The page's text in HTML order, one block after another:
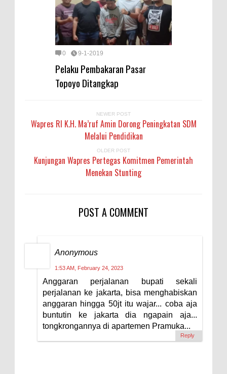
0 9-1-2019
Pelaku Pembakaran Pasar
Topoyo Ditangkap
NEWER POST
Wapres RI K.H. Ma’ruf Amin Dorong Peningkatan SDM
Melalui Pendidikan
OLDER POST
Kunjungan Wapres Pertegas Komitmen Pemerintah
Menekan Stunting
POST A COMMENT
Anonymous
1:53 AM, February 24, 2023
Anggaran perjalanan bupati sekali
perjalanan ke jakarta, bisa menghabiskan
anggaran hingga 50jt itu wajar... coba aja
buntutin ke jakarta dia ngapain aja...
tongkrongannya di apartemen Pramuka...
Reply